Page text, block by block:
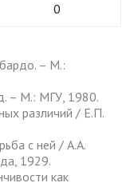
0
– М.:
– М.: МГУ, 1980.
различий / Е.П.
с ней / А.А.
1929.
как